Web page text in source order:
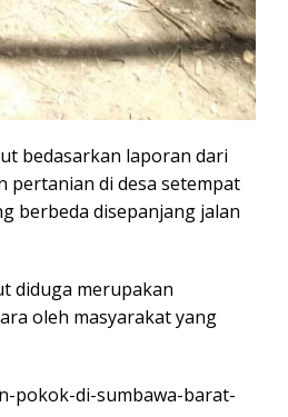
bedasarkan laporan dari
pertanian di desa setempat
berbeda disepanjang jalan
diduga merupakan
oleh masyarakat yang
pokok-di-sumbawa-barat-